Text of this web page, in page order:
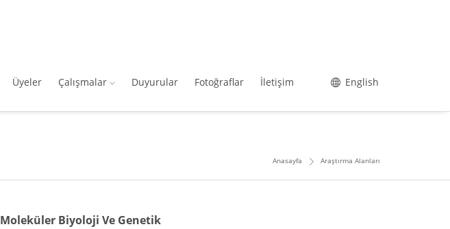
Üyeler Çalışmalar Duyurular Fotoğraflar İletişim English
Anasayfa Araştırma Alanları
Moleküler Biyoloji Ve Genetik